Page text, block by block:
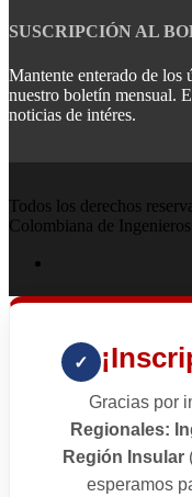
SUSCRIPCIÓN AL
Mantente enterado de los
nuestro boletín mensual.
noticias de intéres.
Todos los derechos
Colombiana de Ingenieros.
✓
Gracias por
Regionales:
Región Insular
esperamos